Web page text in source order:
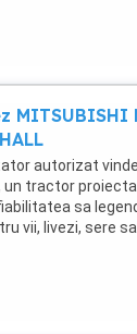
MITSUBISHI
autorizat
un tractor
sa
vii, livezi, sere
...